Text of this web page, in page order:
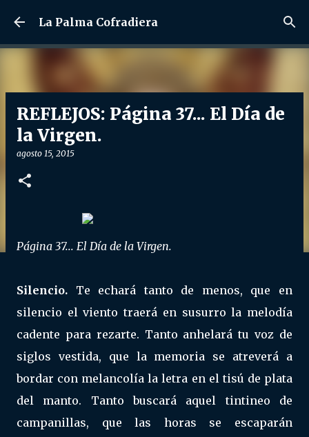
Ir al contenido principal
La Palma Cofradiera
REFLEJOS: Página 37... El Día de
la Virgen.
agosto 15, 2015
Página 37... El Día de la Virgen.
Silencio. Te echará tanto de menos, que en
silencio el viento traerá en susurro la melodía
cadente para rezarte. Tanto anhelará tu voz de
siglos vestida, que la memoria se atreverá a
bordar con melancolía la letra en el tisú de plata
del manto. Tanto buscará aquel tintineo de
campanillas, que las horas se escaparán